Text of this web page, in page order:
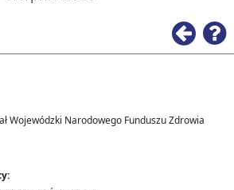
Wojewódzki Narodowego Funduszu Zdrowia